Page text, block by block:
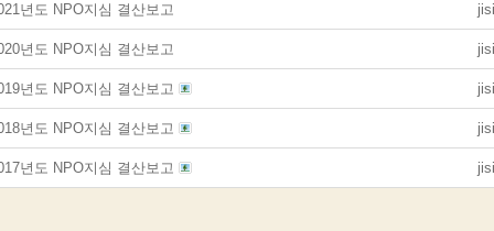
년도 NPO지심 결산보고
년도 NPO지심 결산보고
년도 NPO지심 결산보고
년도 NPO지심 결산보고
년도 NPO지심 결산보고